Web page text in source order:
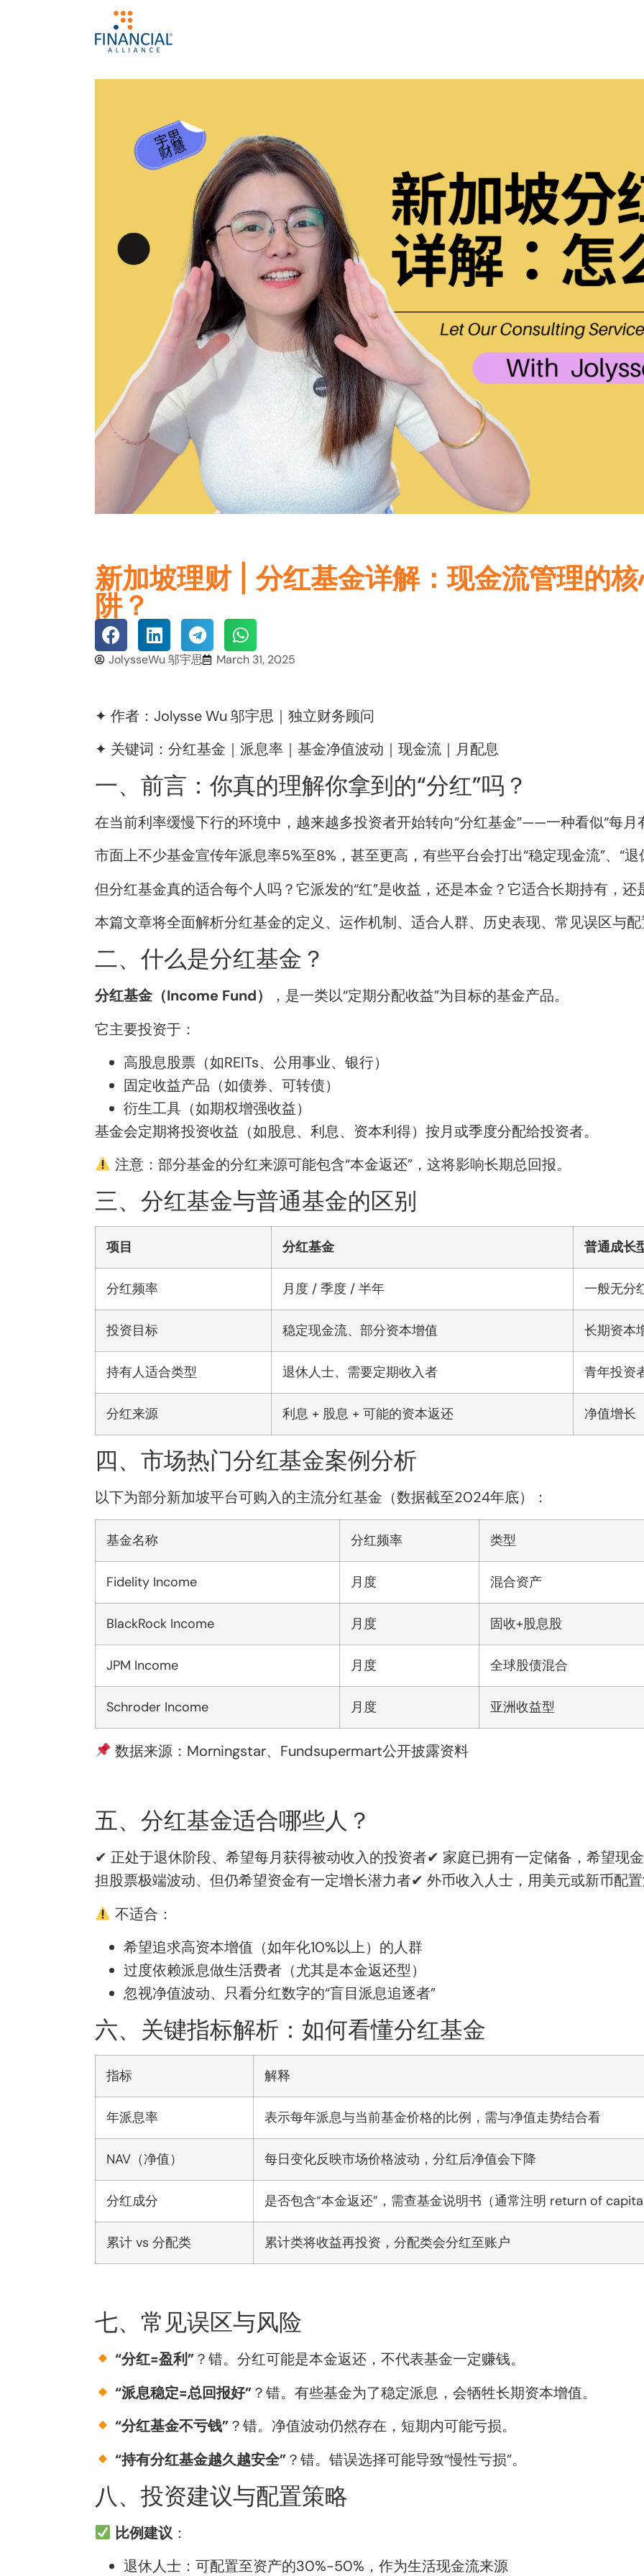
新加坡理财 | 分红基金详解：现金流管理的
阱？
JolysseWu 邬宇思 March 31, 2025
✦ 作者：Jolysse Wu 邬宇思｜独立财务顾问
✦ 关键词：分红基金｜派息率｜基金净值波动｜现金流｜月配息
一、前言：你真的理解你拿到的“分红”吗？
在当前利率缓慢下行的环境中，越来越多投资者开始转向“分红基金”——一种看似“每月
市面上不少基金宣传年派息率5%至8%，甚至更高，有些平台会打出“稳定现金流”、“
但分红基金真的适合每个人吗？它派发的“红”是收益，还是本金？它适合长期持有，还
本篇文章将全面解析分红基金的定义、运作机制、适合人群、历史表现、常见误区与
二、什么是分红基金？
分红基金（Income Fund）
，是一类以“定期分配收益”为目标的基金产品。
它主要投资于：
高股息股票（如REITs、公用事业、银行）
固定收益产品（如债券、可转债）
衍生工具（如期权增强收益）
基金会定期将投资收益（如股息、利息、资本利得）按月或季度分配给投资者。
注意：部分基金的分红来源可能包含“本金返还”，这将影响长期总回报。
三、分红基金与普通基金的区别
项目 分红基金 普通成长
分红频率 月度 / 季度 / 半年 一般无分
投资目标 稳定现金流、部分资本增值 长期资本
持有人适合类型 退休人士、需要定期收入者 青年投资
分红来源 利息 + 股息 + 可能的资本返还 净值增长
四、市场热门分红基金案例分析
以下为部分新加坡平台可购入的主流分红基金（数据截至2024年底）：
基金名称 分红频率 类型
Fidelity Income 月度 混合资产
BlackRock Income 月度 固收+股息股
JPM Income 月度 全球股债混合
Schroder Income 月度 亚洲收益型
数据来源：Morningstar、Fundsupermart公开披露资料
五、分红基金适合哪些人？
✔ 正处于退休阶段、希望每月获得被动收入的投资者✔ 家庭已拥有一定储备，希望现
担股票极端波动、但仍希望资金有一定增长潜力者✔ 外币收入人士，用美元或新币配
不适合：
希望追求高资本增值（如年化10%以上）的人群
过度依赖派息做生活费者（尤其是本金返还型）
忽视净值波动、只看分红数字的“盲目派息追逐者”
六、关键指标解析：如何看懂分红基金
指标 解释
年派息率 表示每年派息与当前基金价格的比例，需与净值走势结合看
NAV（净值） 每日变化反映市场价格波动，分红后净值会下降
分红成分 是否包含“本金返还”，需查基金说明书（通常注明 return of
累计 vs 分配类 累计类将收益再投资，分配类会分红至账户
七、常见误区与风险
“分红=盈利”？错。分红可能是本金返还，不代表基金一定赚钱。
“派息稳定=总回报好”？错。有些基金为了稳定派息，会牺牲长期资本增值。
“分红基金不亏钱”？错。净值波动仍然存在，短期内可能亏损。
“持有分红基金越久越安全”？错。错误选择可能导致“慢性亏损”。
八、投资建议与配置策略
比例建议 ：
退休人士：可配置至资产的30%-50%，作为生活现金流来源